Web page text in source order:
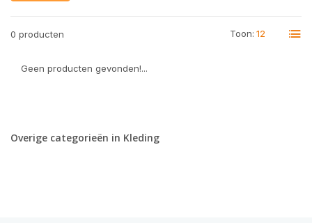
0 producten Toon:
Geen producten gevonden!...
Overige categorieën in Kleding